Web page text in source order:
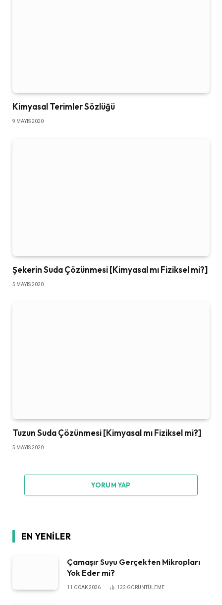
Kimyasal Terimler Sözlüğü
9 MAYIS 2020
Şekerin Suda Çözünmesi [Kimyasal mı Fiziksel mi?]
5 MAYIS 2020
Tuzun Suda Çözünmesi [Kimyasal mı Fiziksel mi?]
5 MAYIS 2020
YORUM YAP
EN YENILER
Çamaşır Suyu Gerçekten Mikropları
Yok Eder mi?
11 OCAK 2026 122 GÖRÜNTÜLEME